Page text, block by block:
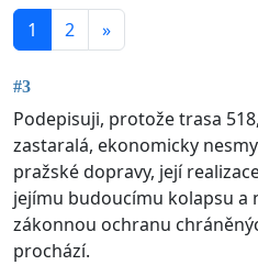
1 2 »
#3
Podepisuji, protože trasa
zastaralá, ekonomicky
pražské dopravy, její
jejímu budoucímu kolapsu a
zákonnou ochranu
prochází.